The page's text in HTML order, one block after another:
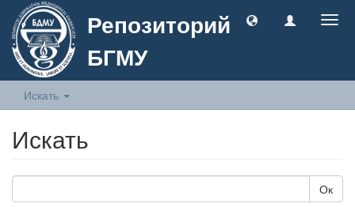
Репозиторий
БГМУ
Искать
Искать
Ок